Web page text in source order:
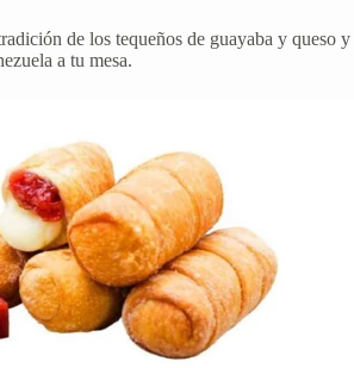
de los tequeños de guayaba y queso y
a tu mesa.